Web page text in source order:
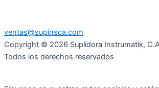
ventas@supinsca.com
Copyright © 2026 Suplidora Instrumatik,
Todos los derechos reservados